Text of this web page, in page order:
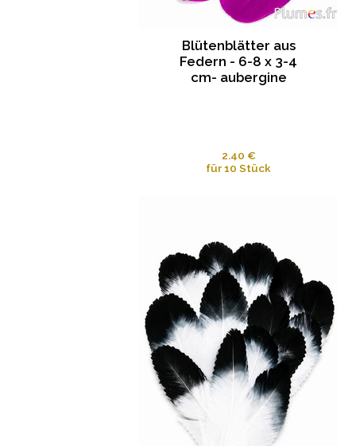
Blütenblätter aus
Federn - 6-8 x 3-4
cm- aubergine
2.40 €
für 10 Stück